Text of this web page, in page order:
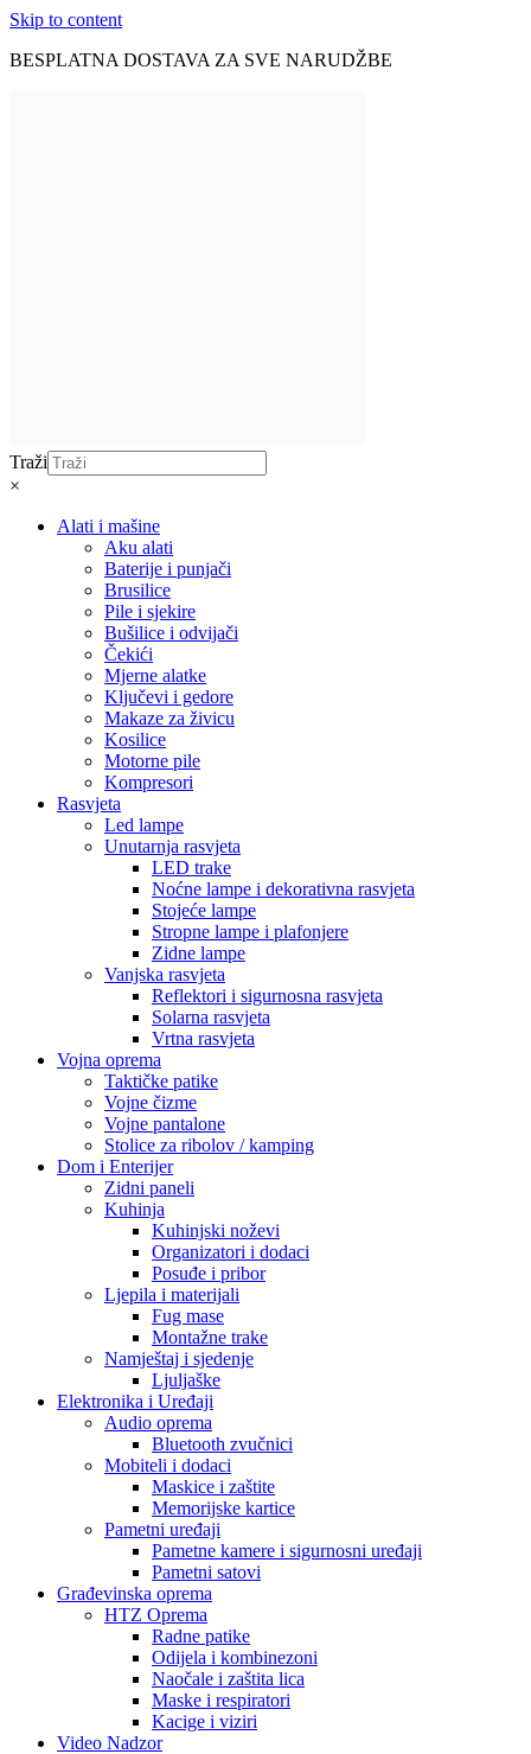
Skip to content
BESPLATNA DOSTAVA ZA SVE NARUDŽBE
Traži
×
Alati i mašine
Aku alati
Baterije i punjači
Brusilice
Pile i sjekire
Bušilice i odvijači
Čekići
Mjerne alatke
Ključevi i gedore
Makaze za živicu
Kosilice
Motorne pile
Kompresori
Rasvjeta
Led lampe
Unutarnja rasvjeta
LED trake
Noćne lampe i dekorativna rasvjeta
Stojeće lampe
Stropne lampe i plafonjere
Zidne lampe
Vanjska rasvjeta
Reflektori i sigurnosna rasvjeta
Solarna rasvjeta
Vrtna rasvjeta
Vojna oprema
Taktičke patike
Vojne čizme
Vojne pantalone
Stolice za ribolov / kamping
Dom i Enterijer
Zidni paneli
Kuhinja
Kuhinjski noževi
Organizatori i dodaci
Posuđe i pribor
Ljepila i materijali
Fug mase
Montažne trake
Namještaj i sjedenje
Ljuljaške
Elektronika i Uređaji
Audio oprema
Bluetooth zvučnici
Mobiteli i dodaci
Maskice i zaštite
Memorijske kartice
Pametni uređaji
Pametne kamere i sigurnosni uređaji
Pametni satovi
Građevinska oprema
HTZ Oprema
Radne patike
Odijela i kombinezoni
Naočale i zaštita lica
Maske i respiratori
Kacige i viziri
Video Nadzor